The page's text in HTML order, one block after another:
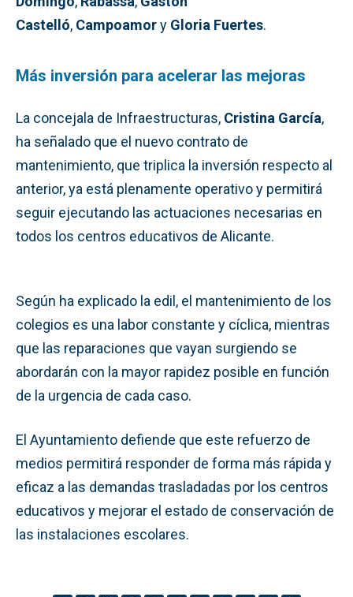
Castelló, Campoamory Gloria Fuertes.
Más inversión para acelerar las mejoras
La concejala de Infraestructuras, Cristina García,
ha señalado que el nuevo contrato de
mantenimiento, que triplica la inversión respecto al
anterior, ya está plenamente operativo y permitirá
seguir ejecutando las actuaciones necesarias en
todos los centros educativos de Alicante.
Según ha explicado la edil, el mantenimiento de los
colegios es una labor constante y cíclica, mientras
que las reparaciones que vayan surgiendo se
abordarán con la mayor rapidez posible en función
de la urgencia de cada caso.
El Ayuntamiento defiende que este refuerzo de
medios permitirá responder de forma más rápida y
eficaz a las demandas trasladadas por los centros
educativos y mejorar el estado de conservación de
las instalaciones escolares.